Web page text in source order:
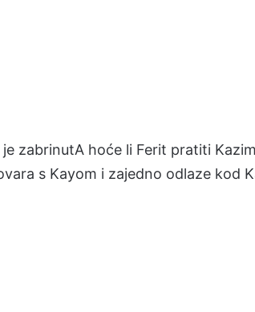
zabrinutA hoće li Ferit pratiti
s Kayom i zajedno odlaze kod